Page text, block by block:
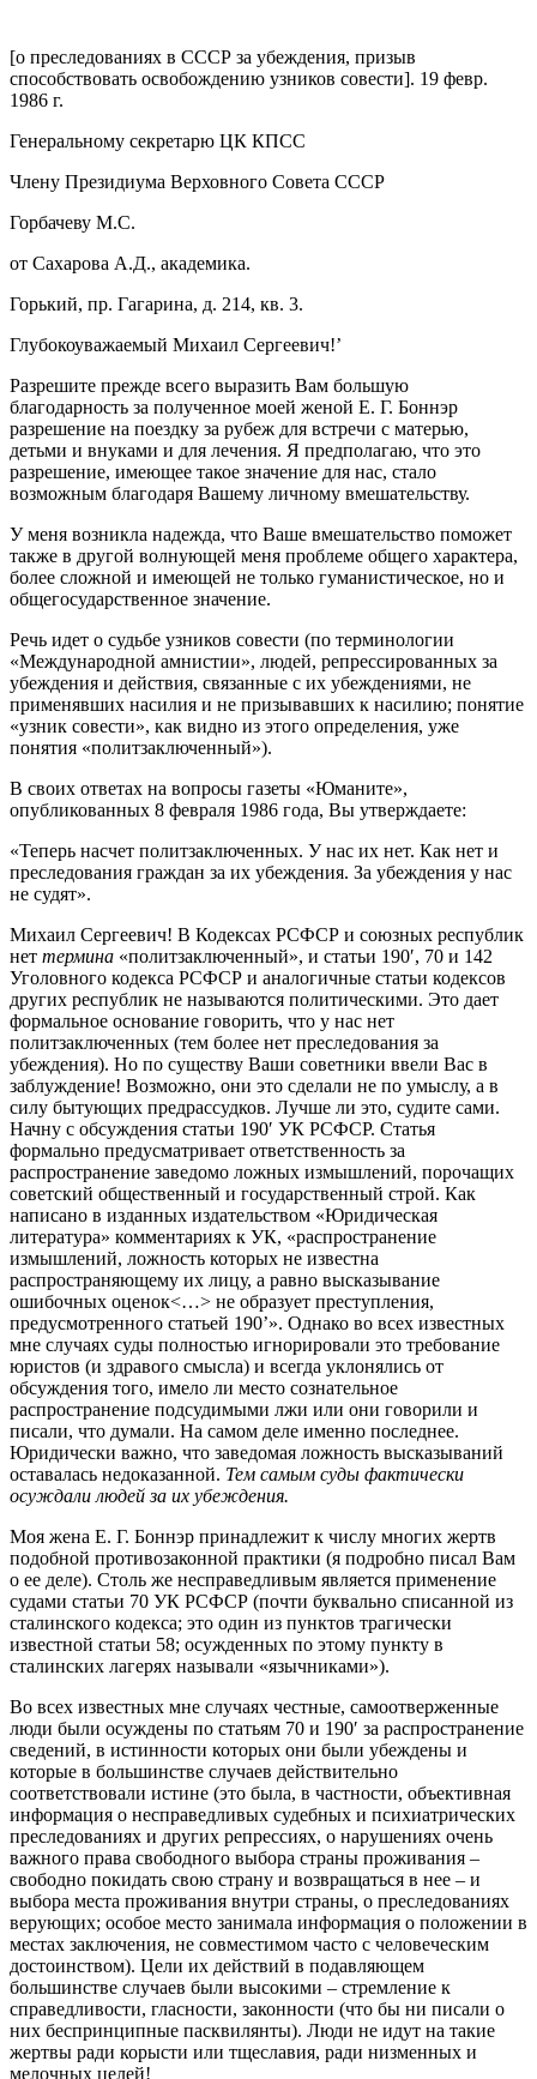
[о преследованиях в СССР за убеждения, призыв
способствовать освобождению узников совести]. 19 февр.
1986 г.
Генеральному секретарю ЦК КПСС
Члену Президиума Верховного Совета СССР
Горбачеву М.С.
от Сахарова А.Д., академика.
Горький, пр. Гагарина, д. 214, кв. 3.
Глубокоуважаемый Михаил Сергеевич!’
Разрешите прежде всего выразить Вам большую
благодарность за полученное моей женой Е. Г. Боннэр
разрешение на поездку за рубеж для встречи с матерью,
детьми и внуками и для лечения. Я предполагаю, что это
разрешение, имеющее такое значение для нас, стало
возможным благодаря Вашему личному вмешательству.
У меня возникла надежда, что Ваше вмешательство поможет
также в другой волнующей меня проблеме общего характера,
более сложной и имеющей не только гуманистическое, но и
общегосударственное значение.
Речь идет о судьбе узников совести (по терминологии
«Международной амнистии», людей, репрессированных за
убеждения и действия, связанные с их убеждениями, не
применявших насилия и не призывавших к насилию; понятие
«узник совести», как видно из этого определения, уже
понятия «политзаключенный»).
В своих ответах на вопросы газеты «Юманите»,
опубликованных 8 февраля 1986 года, Вы утверждаете:
«Теперь насчет политзаключенных. У нас их нет. Как нет и
преследования граждан за их убеждения. За убеждения у нас
не судят».
Михаил Сергеевич! В Кодексах РСФСР и союзных республик
нет термина «политзаключенный», и статьи 190′, 70 и 142
Уголовного кодекса РСФСР и аналогичные статьи кодексов
других республик не называются политическими. Это дает
формальное основание говорить, что у нас нет
политзаключенных (тем более нет преследования за
убеждения). Но по существу Ваши советники ввели Вас в
заблуждение! Возможно, они это сделали не по умыслу, а в
силу бытующих предрассудков. Лучше ли это, судите сами.
Начну с обсуждения статьи 190′ УК РСФСР. Статья
формально предусматривает ответственность за
распространение заведомо ложных измышлений, порочащих
советский общественный и государственный строй. Как
написано в изданных издательством «Юридическая
литература» комментариях к УК, «распространение
измышлений, ложность которых не известна
распространяющему их лицу, а равно высказывание
ошибочных оценок<…> не образует преступления,
предусмотренного статьей 190’». Однако во всех известных
мне случаях суды полностью игнорировали это требование
юристов (и здравого смысла) и всегда уклонялись от
обсуждения того, имело ли место сознательное
распространение подсудимыми лжи или они говорили и
писали, что думали. На самом деле именно последнее.
Юридически важно, что заведомая ложность высказываний
оставалась недоказанной. Тем самым суды фактически
осуждали людей за их убеждения.
Моя жена Е. Г. Боннэр принадлежит к числу многих жертв
подобной противозаконной практики (я подробно писал Вам
о ее деле). Столь же несправедливым является применение
судами статьи 70 УК РСФСР (почти буквально списанной из
сталинского кодекса; это один из пунктов трагически
известной статьи 58; осужденных по этому пункту в
сталинских лагерях называли «язычниками»).
Во всех известных мне случаях честные, самоотверженные
люди были осуждены по статьям 70 и 190′ за распространение
сведений, в истинности которых они были убеждены и
которые в большинстве случаев действительно
соответствовали истине (это была, в частности, объективная
информация о несправедливых судебных и психиатрических
преследованиях и других репрессиях, о нарушениях очень
важного права свободного выбора страны проживания –
свободно покидать свою страну и возвращаться в нее – и
выбора места проживания внутри страны, о преследованиях
верующих; особое место занимала информация о положении в
местах заключения, не совместимом часто с человеческим
достоинством). Цели их действий в подавляющем
большинстве случаев были высокими – стремление к
справедливости, гласности, законности (что бы ни писали о
них беспринципные пасквилянты). Люди не идут на такие
жертвы ради корысти или тщеславия, ради низменных и
мелочных целей!